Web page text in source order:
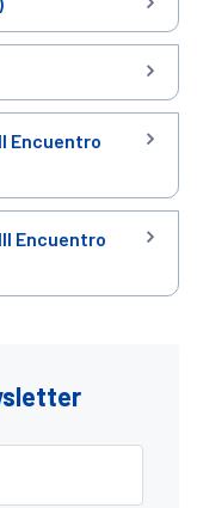
Encuentro
Encuentro